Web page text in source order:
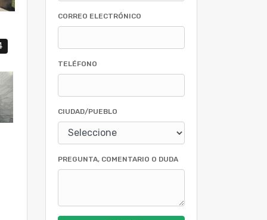
CORREO ELECTRÓNICO
TELÉFONO
CIUDAD/PUEBLO
PREGUNTA, COMENTARIO O DUDA